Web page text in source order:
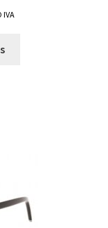
IVA